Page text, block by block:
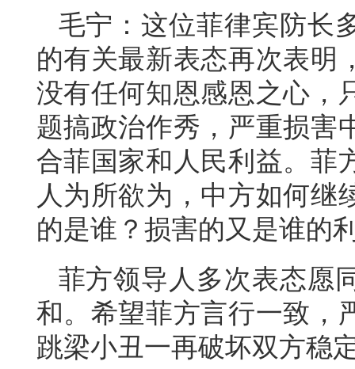
毛宁：这位菲律宾防长
的有关最新表态再次表明
没有任何知恩感恩之心，
题搞政治作秀，严重损害
合菲国家和人民利益。菲
人为所欲为，中方如何继
的是谁？损害的又是谁的
菲方领导人多次表态愿
和。希望菲方言行一致，
跳梁小丑一再破坏双方稳